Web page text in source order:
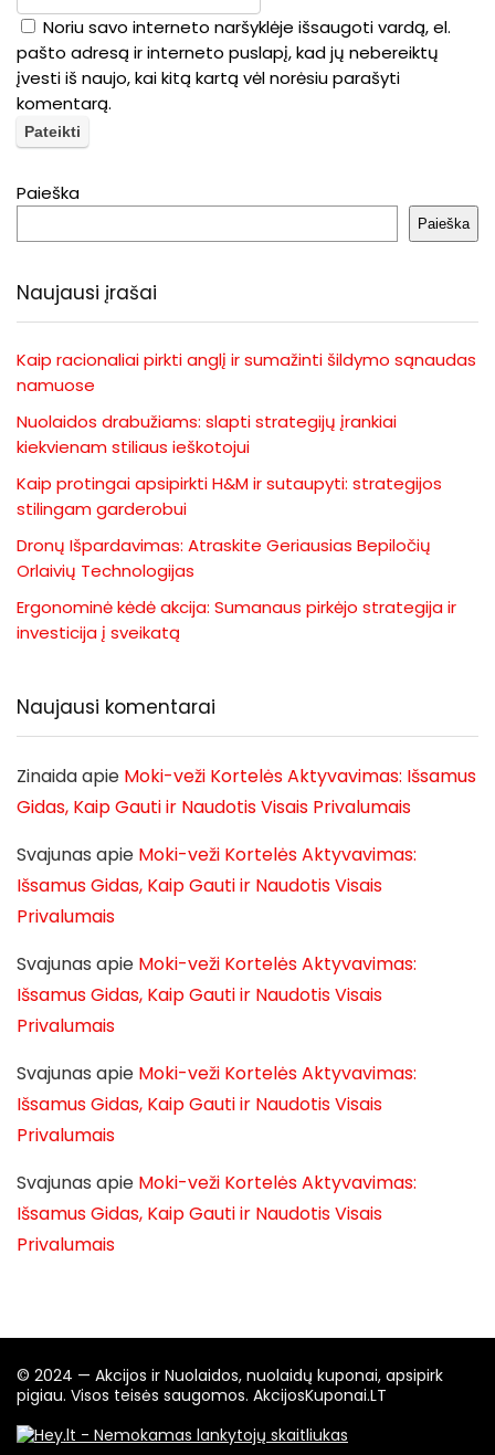
Noriu savo interneto naršyklėje išsaugoti vardą, el.
pašto adresą ir interneto puslapį, kad jų nebereiktų
įvesti iš naujo, kai kitą kartą vėl norėsiu parašyti
komentarą.
Paieška
Paieška
Naujausi įrašai
Kaip racionaliai pirkti anglį ir sumažinti šildymo sąnaudas
namuose
Nuolaidos drabužiams: slapti strategijų įrankiai
kiekvienam stiliaus ieškotojui
Kaip protingai apsipirkti H&M ir sutaupyti: strategijos
stilingam garderobui
Dronų Išpardavimas: Atraskite Geriausias Bepiločių
Orlaivių Technologijas
Ergonominė kėdė akcija: Sumanaus pirkėjo strategija ir
investicija į sveikatą
Naujausi komentarai
Zinaidaapie Moki-veži Kortelės Aktyvavimas: Išsamus
Gidas, Kaip Gauti ir Naudotis Visais Privalumais
Svajunas apie Moki-veži Kortelės Aktyvavimas:
Išsamus Gidas, Kaip Gauti ir Naudotis Visais
Privalumais
Svajunas apie Moki-veži Kortelės Aktyvavimas:
Išsamus Gidas, Kaip Gauti ir Naudotis Visais
Privalumais
Svajunas apie Moki-veži Kortelės Aktyvavimas:
Išsamus Gidas, Kaip Gauti ir Naudotis Visais
Privalumais
Svajunas apie Moki-veži Kortelės Aktyvavimas:
Išsamus Gidas, Kaip Gauti ir Naudotis Visais
Privalumais
© 2024 — Akcijos ir Nuolaidos, nuolaidų kuponai, apsipirk
pigiau. Visos teisės saugomos. AkcijosKuponai.LT